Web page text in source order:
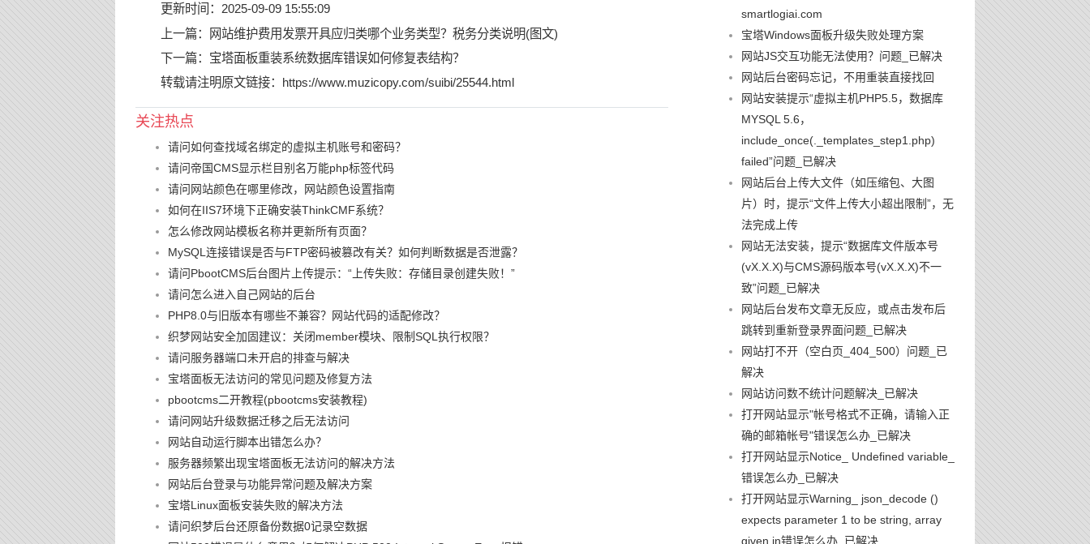
更新时间：2025-09-09 15:55:09
上一篇：
网站维护费用发票开具应归类哪个业务类型？税务分类说明(图文)
下一篇： 宝塔面板重装系统数据库错误如何修复表结构？
转载请注明原文链接：
https://www.muzicopy.com/suibi/25544.html
关注热点
请问如何查找域名绑定的虚拟主机账号和密码？
请问帝国CMS显示栏目别名万能php标签代码
请问网站颜色在哪里修改，网站颜色设置指南
如何在IIS7环境下正确安装ThinkCMF系统？
怎么修改网站模板名称并更新所有页面？
MySQL连接错误是否与FTP密码被篡改有关？如何判断数据是否泄露？
请问PbootCMS后台图片上传提示：“上传失败：存储目录创建失败！”
请问怎么进入自己网站的后台
PHP8.0与旧版本有哪些不兼容？网站代码的适配修改？
织梦网站安全加固建议：关闭member模块、限制SQL执行权限？
请问服务器端口未开启的排查与解决
宝塔面板无法访问的常见问题及修复方法
pbootcms二开教程(pbootcms安装教程)
请问网站升级数据迁移之后无法访问
网站自动运行脚本出错怎么办？
服务器频繁出现宝塔面板无法访问的解决方法
网站后台登录与功能异常问题及解决方案
宝塔Linux面板安装失败的解决方法
请问织梦后台还原备份数据0记录空数据
smartlogiai.com
宝塔Windows面板升级失败处理方案
网站JS交互功能无法使用？问题_已解决
网站后台密码忘记，不用重装直接找回
网站安装提示“虚拟主机PHP5.5，数据库
MYSQL 5.6，
include_once(._templates_step1.php)
failed”问题_已解决
网站后台上传大文件（如压缩包、大图
片）时，提示“文件上传大小超出限制”，无
法完成上传
网站无法安装，提示“数据库文件版本号
(vX.X.X)与CMS源码版本号(vX.X.X)不一
致”问题_已解决
网站后台发布文章无反应，或点击发布后
跳转到重新登录界面问题_已解决
网站打不开（空白页_404_500）问题_已
解决
网站访问数不统计问题解决_已解决
打开网站显示"帐号格式不正确，请输入正
确的邮箱帐号"错误怎么办_已解决
打开网站显示Notice_ Undefined variable_
错误怎么办_已解决
打开网站显示Warning_ json_decode ()
expects parameter 1 to be string, array
given in错误怎么办_已解决